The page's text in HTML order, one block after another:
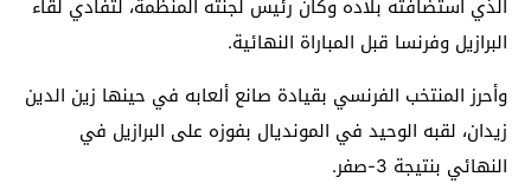
الذي استضافته بلاده وكان رئيس لجنته المنظمة، لتفادي لقاء
البرازيل وفرنسا قبل المباراة النهائية.
وأحرز المنتخب الفرنسي بقيادة صانع ألعابه في حينها زين الدين
زيدان، لقبه الوحيد في المونديال بفوزه على البرازيل في
النهائي بنتيجة 3-صفر.